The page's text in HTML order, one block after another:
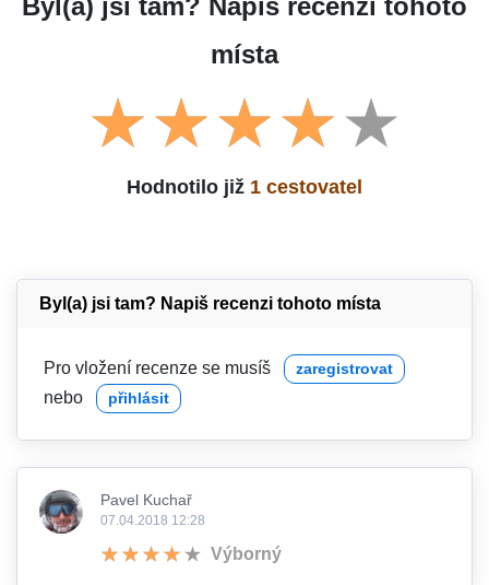
místa
Hodnotilo již 1 cestovatel
Byl(a) jsi tam? Napiš recenzi tohoto místa
Pro vložení recenze se musíš zaregistrovat
nebo přihlásit
Pavel Kuchař
07.04.2018 12:28
Výborný